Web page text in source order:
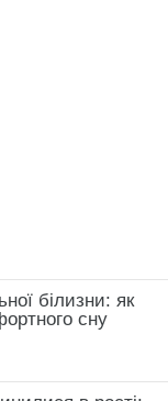
білизни: як
сну